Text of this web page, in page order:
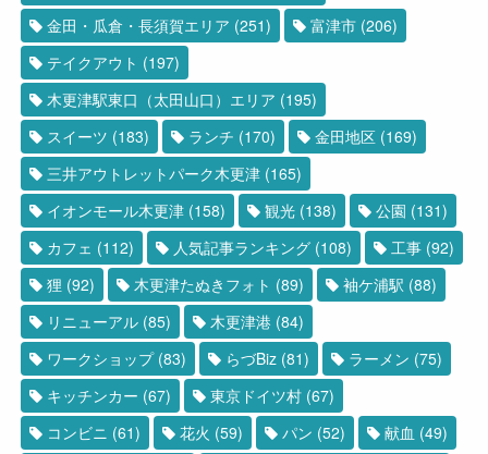
金田・瓜倉・長須賀エリア (251) 富津市 (206)
テイクアウト (197)
木更津駅東口（太田山口）エリア (195)
スイーツ (183) ランチ (170) 金田地区 (169)
三井アウトレットパーク木更津 (165)
イオンモール木更津 (158) 観光 (138) 公園 (131)
カフェ (112) 人気記事ランキング (108) 工事 (92)
狸 (92) 木更津たぬきフォト (89) 袖ケ浦駅 (88)
リニューアル (85) 木更津港 (84)
ワークショップ(83) らづBiz (81) ラーメン (75)
キッチンカー (67) 東京ドイツ村 (67)
コンビニ (61) 花火 (59) パン (52) 献血 (49)